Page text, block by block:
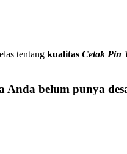
tentang kualitas Cetak Pin
belum punya